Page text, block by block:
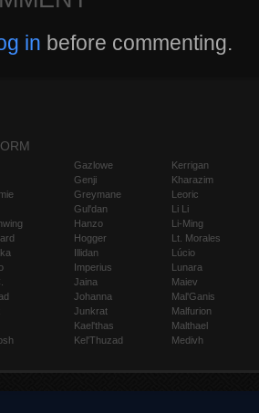
in before commenting.
Gazlowe
Genji
Greymane
Gul'dan
Hanzo
Hogger
Illidan
Imperius
Jaina
Johanna
Junkrat
Kael'thas
Kel'Thuzad
Kerrigan
Kharazim
Leoric
Li Li
Li-Ming
Lt. Morales
Lúcio
Lunara
Maiev
Mal'Ganis
Malfurion
Malthael
Medivh